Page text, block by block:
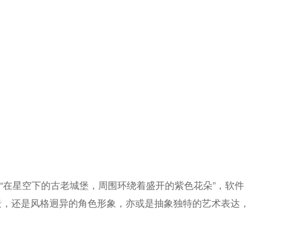
星空下的古老城堡，周围环绕着盛开的紫色花朵”，软件
还是风格迥异的角色形象，亦或是抽象独特的艺术表达，